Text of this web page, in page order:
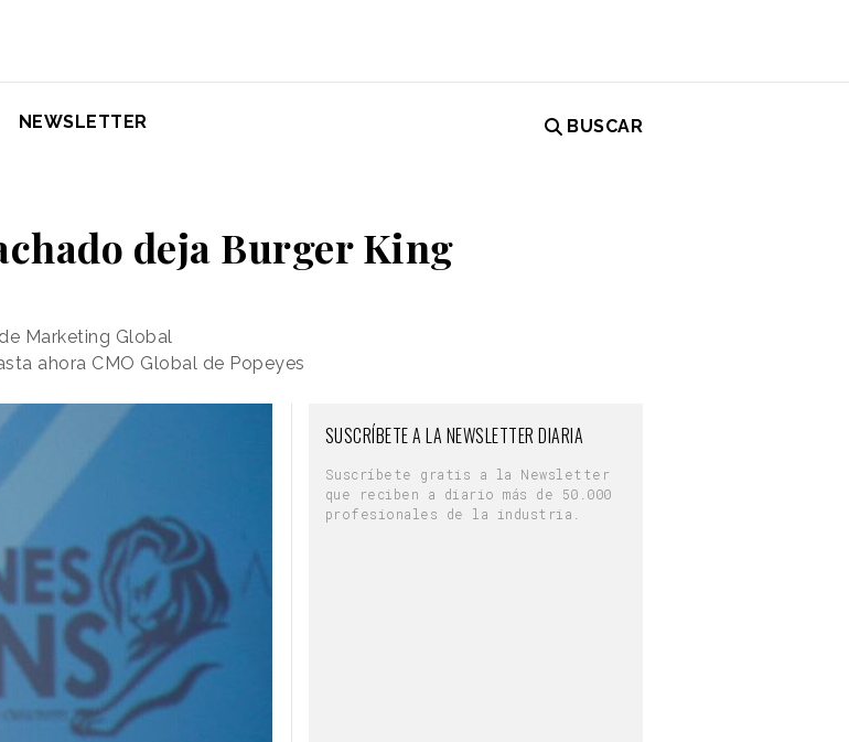
NEWSLETTER BUSCAR
deja Burger King
Marketing Global
ahora CMO Global de Popeyes
SUSCRÍBETE A LA NEWSLETTER DIARIA
Suscríbete gratis a la Newsletter
que reciben a diario más de 50.000
profesionales de la industria.